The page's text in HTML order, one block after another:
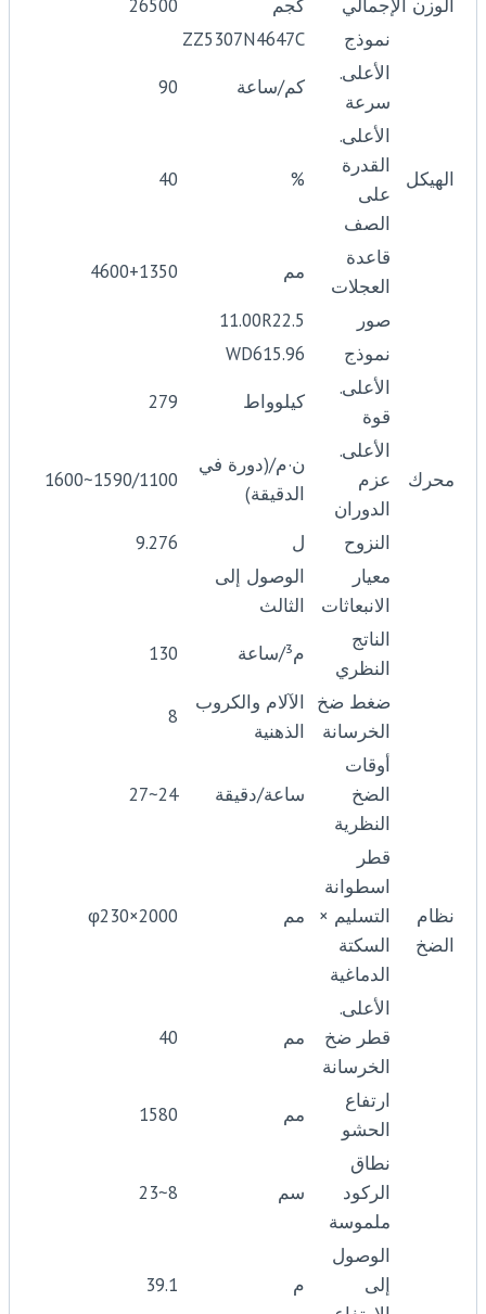
الوزن الإجمالي كجم 26500
الهيكل
نموذج
ZZ5307N4647C
الأعلى.
سرعة
كم/ساعة 90
الأعلى.
القدرة
على
الصف
%
40
قاعدة
العجلات
مم 4600+1350
صور 11.00R22.5
محرك
نموذج
WD615.96
الأعلى.
قوة
كيلوواط 279
الأعلى.
عزم
الدوران
ن·م/(دورة في
الدقيقة)
1590/1100~1600
النزوح ل
9.276
معيار
الانبعاثات
الوصول إلى
الثالث
نظام
الضخ
الناتج
النظري
م³/ساعة 130
ضغط ضخ
الخرسانة
الآلام والكروب
الذهنية
8
أوقات
الضخ
النظرية
ساعة/دقيقة 24~27
قطر
اسطوانة
التسليم ×
السكتة
الدماغية
مم φ230×2000
الأعلى.
قطر ضخ
الخرسانة
مم 40
ارتفاع
الحشو
مم 1580
نطاق
الركود
ملموسة
سم 8~23
الوصول
إلى
م 39.1